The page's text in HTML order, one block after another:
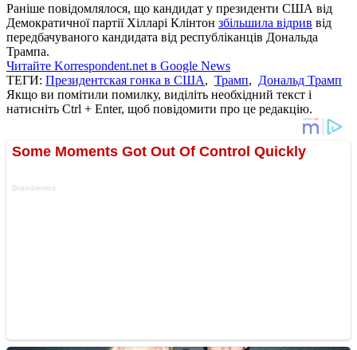
Раніше повідомлялося, що кандидат у президенти США від
Демократичної партії Хілларі Клінтон збільшила відрив від
передбачуваного кандидата від республіканців Дональда
Трампа.
Читайте Korrespondent.net в Google News
ТЕГИ: Президентская гонка в США, Трамп, Дональд Трамп
Якщо ви помітили помилку, виділіть необхідний текст і
натисніть Ctrl + Enter, щоб повідомити про це редакцію.